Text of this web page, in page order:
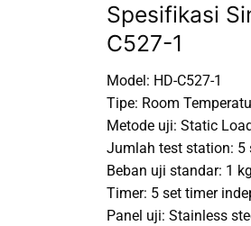
Spesifikasi
C527-1
Model: HD-C527-1
Tipe: Room
Metode uji: Static
Jumlah test station: 5
Beban uji standar: 1
Timer: 5 set timer
Panel uji: Stainless